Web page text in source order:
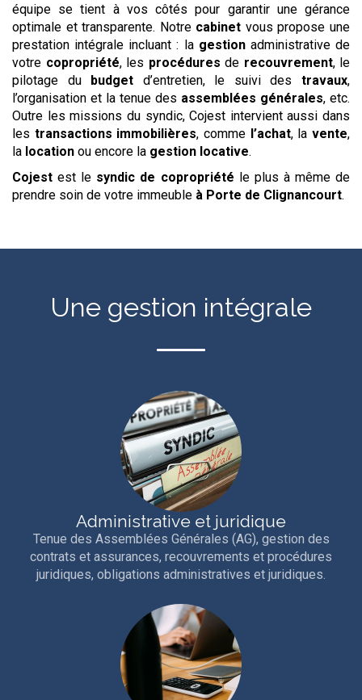
équipe se tient à vos côtés pour garantir une gérance
optimale et transparente. Notre cabinet vous propose une
prestation intégrale incluant : la gestionadministrative de
votre copropriété, les procédures de recouvrement, le
pilotage du
budget d’entretien, le suivi destravaux,
l’organisation et la tenue des assemblées générales, etc.
Outre les missions du syndic, Cojest intervient aussi dans
les transactions immobilières, comme l’achat, lavente,
la location ou encore la gestion locative.
Cojest est le syndic de copropriété le plus à même de
prendre soin de votre immeuble à Porte de Clignancourt.
Une gestion intégrale
Administrative et juridique
Tenue des Assemblées Générales (AG), gestion des
contrats et assurances, recouvrements et procédures
juridiques, obligations administratives et juridiques.